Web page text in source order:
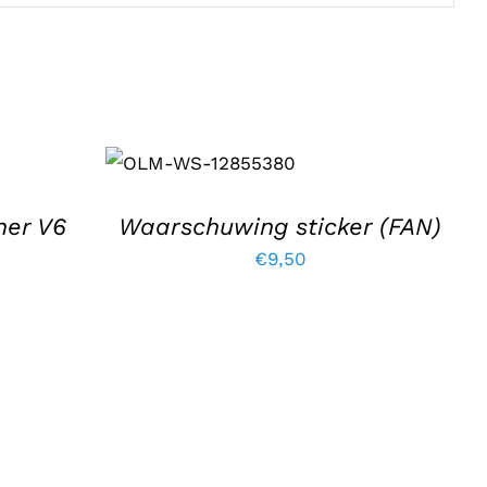
V6
WINKELWAGEN
/
Waarschuwing sticker (FAN)
€9,50